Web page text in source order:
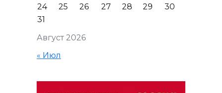
Август 2026
24
25 26 27 28 29
30
31
« Июл